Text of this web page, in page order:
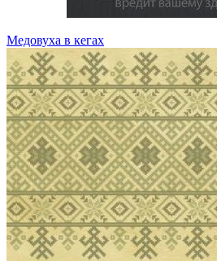
Медовуха в кегах